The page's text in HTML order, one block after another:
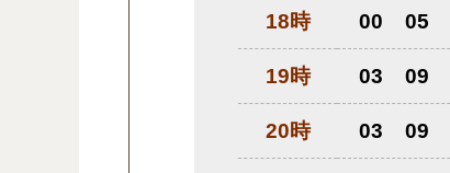
18時 00 05
19時 03 09
20時 03 09